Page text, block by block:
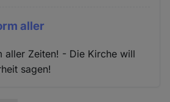
aller
aller Zeiten! - Die Kirche will
sagen!